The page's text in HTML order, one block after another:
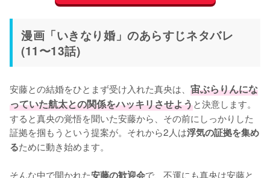
漫画「いきなり婚」のあらすじネタバレ
(11〜13話)
安藤との結婚をひとまず受け入れた真央は、 宙ぶらりんにな
っていた航太との関係をハッキリさせようと決意します。
すると真央の覚悟を聞いた安藤から、その前にしっかりした
証拠を掴もうという提案が。それから2人は浮気の証拠を集め
るために動き始めます。
そんな中で開かれた安藤の歓迎会で、不運にも真央は安藤と